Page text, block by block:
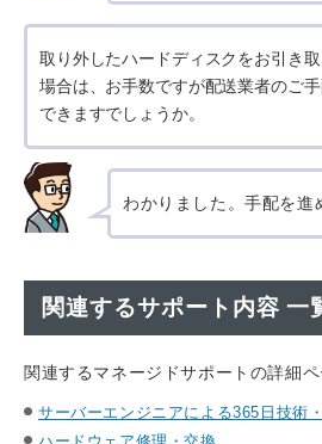
取り外したハードディスクをお引き取
場合は、お手数ですが配送業者のご
できますでしょうか。
わかりました。手配を進
関連するサポート内容 一
関連するマネージドサポートの詳細ペ
サーバーエンジニアによる365日技術